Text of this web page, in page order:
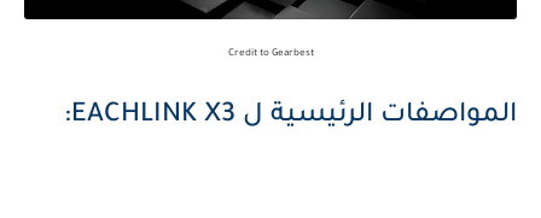
Credit to Gearbest
المواصفات الرئيسية ل EACHLINK X3: